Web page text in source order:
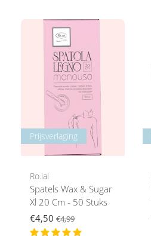
Prijsverlaging
Ro.ial
Spatels Wax & Sugar
Xl 20 Cm - 50 Stuks
€4,50 €4,99